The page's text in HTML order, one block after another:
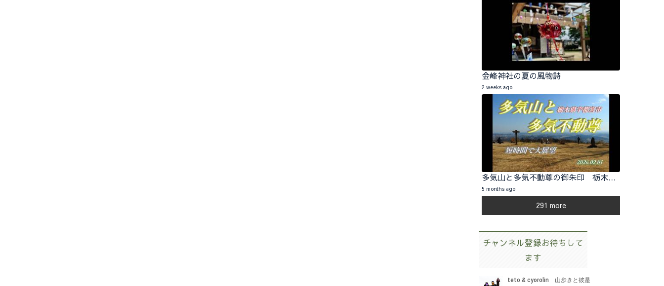
金峰神社の夏の風物詩
2 weeks ago
多気山と多気不動尊の御朱印 栃木県宇都宮市 2026.02.01
5 months ago
291 more
チャンネル登録お待ちして
ます